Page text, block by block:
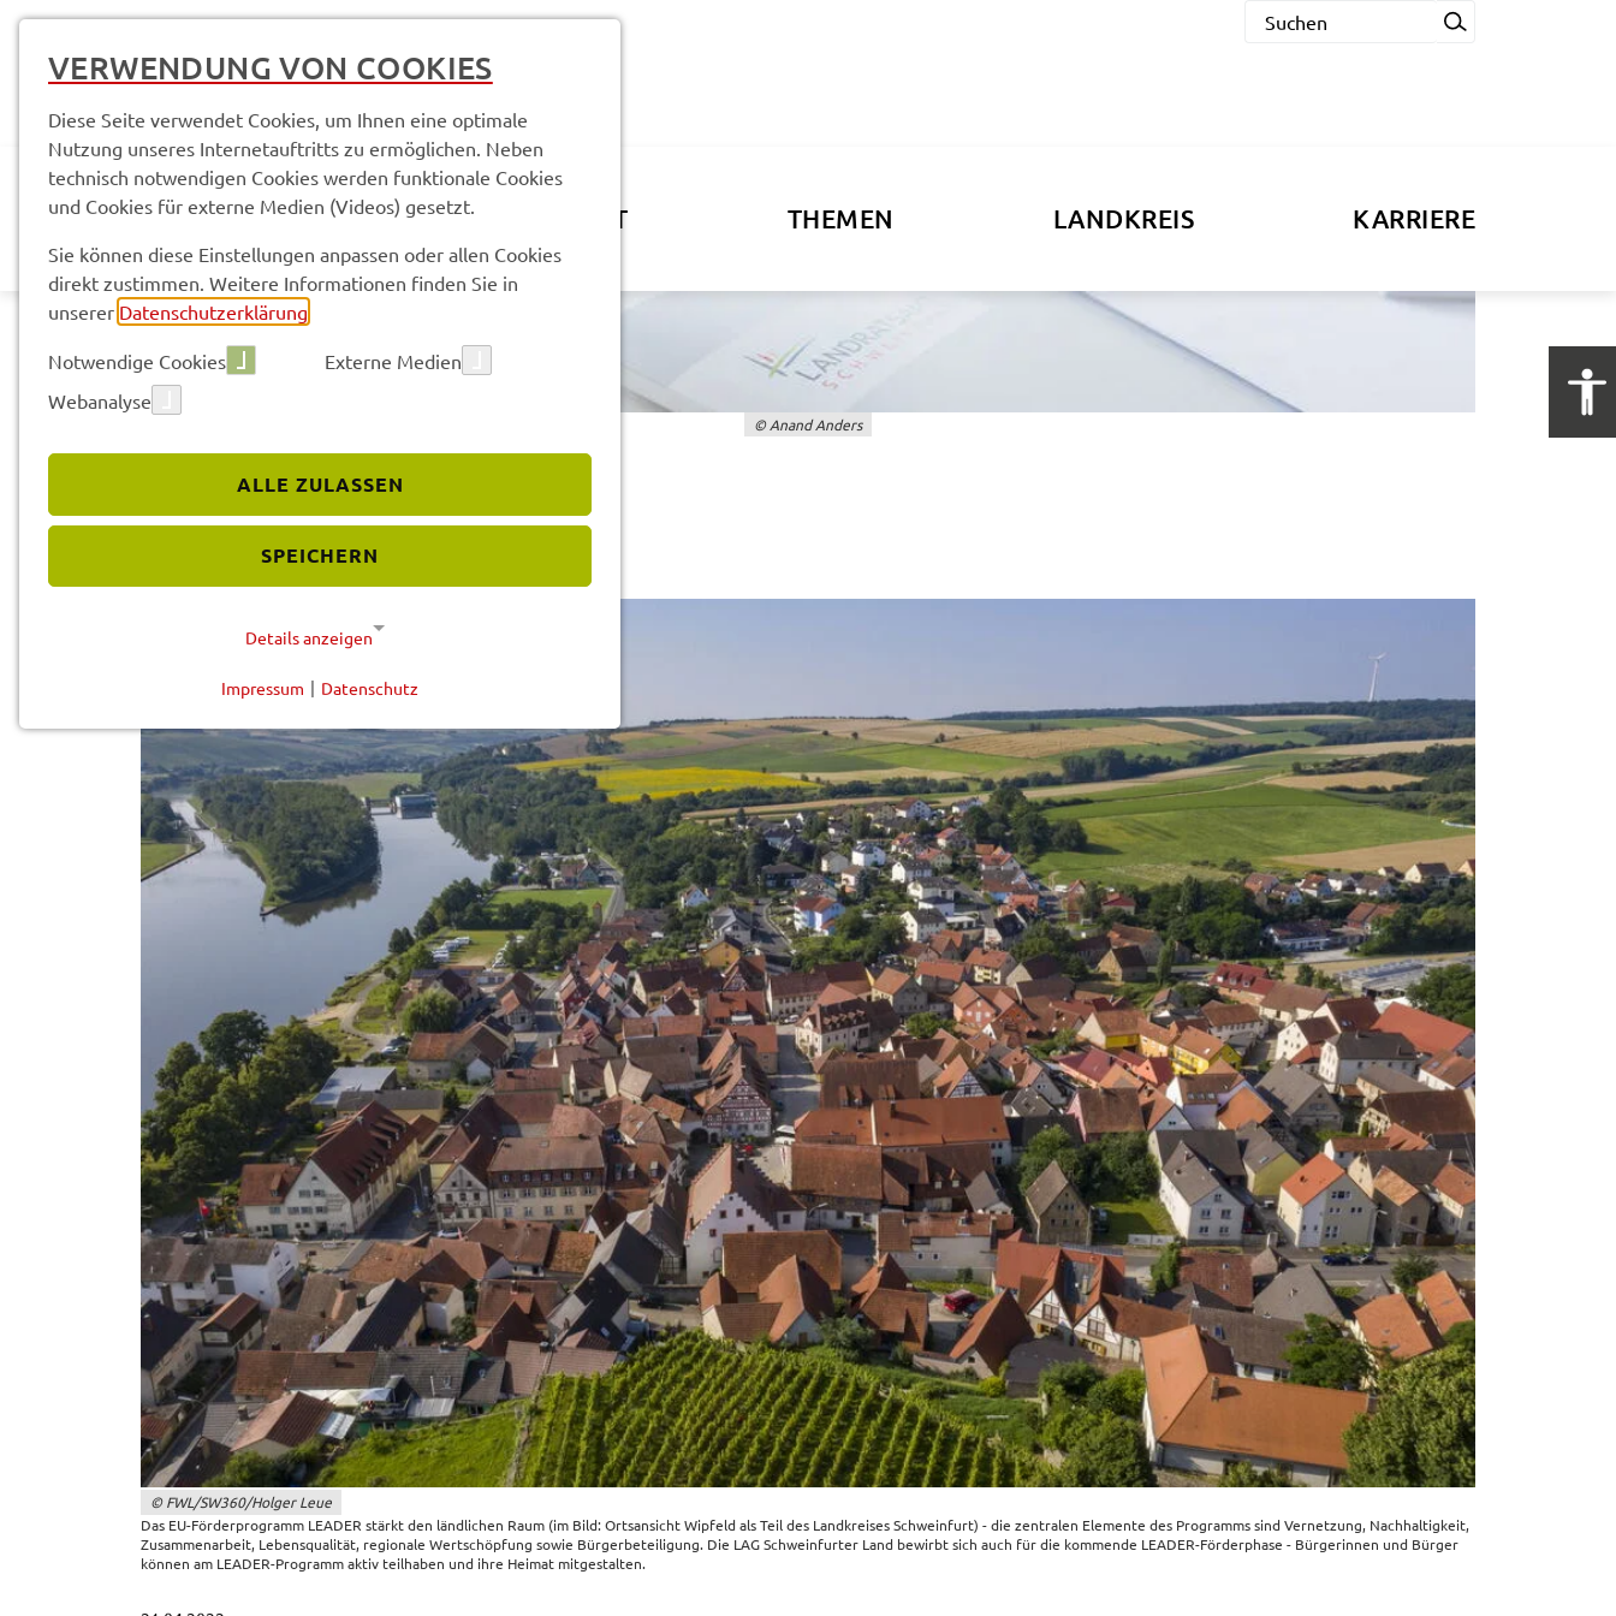
AKTUELLES LANDRATSAMT THEMEN LANDKREIS KARRIERE
© Anand Anders
© FWL/SW360/Holger Leue
Das EU-Förder­pro­gramm LEADER stärkt den länd­li­chen Raum (im Bild: Orts­an­sicht Wipfeld als Teil des Land­krei­ses Schwein­furt) - die zentra­len Elemen­te des Programms sind Vernet­zung, Nach­hal­tig­keit,
Zusam­men­ar­beit, Lebens­qua­li­tät, regio­na­le Wert­schöp­fung sowie Bürger­be­tei­li­gung. Die LAG Schwein­fur­ter Land bewirbt sich auch für die kommen­de LEADER-Förder­pha­se - Bürge­rin­nen und Bürger
können am LEADER-Programm aktiv teil­ha­ben und ihre Heimat mitge­stal­ten.
VERWENDUNG VON COOKIES
Diese Seite verwendet Cookies, um Ihnen eine optimale
Nutzung unseres Internetauftritts zu ermöglichen. Neben
technisch notwendigen Cookies werden funktionale Cookies
und Cookies für externe Medien (Videos) gesetzt.
Sie können diese Einstellungen anpassen oder allen Cookies
direkt zustimmen. Weitere Informationen finden Sie in
unserer Datenschutzerklärung
Notwendige Cookies
Externe Medien
Webanalyse
ALLE ZULASSEN
SPEICHERN
Details anzeigen
Diese Cookies werden für eine reibungslose Funktion
unserer Website benötigt.
Cookie für Datenschutzhinweise
cookie_consent
Landratsamt Schweinfurt
Speicherung Einwilligung
Datenschutzhinweise
Cookie Laufzeit: 1 Jahr
Frontend Benutzer
fe_typo_user
Anbieter: Landratsamt Schweinfurt
Zweck: Anonyme Klickzählung
Cookie Laufzeit: Session
Barrierefreiheit
accessibility
Anbieter: Landratsamt Schweinfurt
Kontrast und Schriftgröße
Cookie Laufzeit: Session
Impressum | Datenschutz